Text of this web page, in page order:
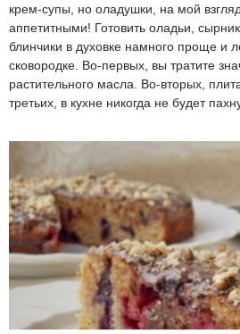
крем-супы, но оладушки, на мой
аппетитными! Готовить оладьи,
блинчики в духовке намного проще и
сковородке. Во-первых, вы тратите
растительного масла. Во-вторых,
третьих, в кухне никогда не будет